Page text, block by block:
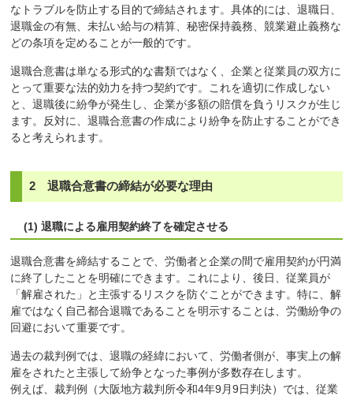
なトラブルを防止する目的で締結されます。具体的には、退職日、
退職金の有無、未払い給与の精算、秘密保持義務、競業避止義務な
どの条項を定めることが一般的です。
退職合意書は単なる形式的な書類ではなく、企業と従業員の双方に
とって重要な法的効力を持つ契約です。これを適切に作成しない
と、退職後に紛争が発生し、企業が多額の賠償を負うリスクが生じ
ます。反対に、退職合意書の作成により紛争を防止することができ
ると考えられます。
2 退職合意書の締結が必要な理由
(1) 退職による雇用契約終了を確定させる
退職合意書を締結することで、労働者と企業の間で雇用契約が円満
に終了したことを明確にできます。これにより、後日、従業員が
「解雇された」と主張するリスクを防ぐことができます。特に、解
雇ではなく自己都合退職であることを明示することは、労働紛争の
回避において重要です。
過去の裁判例では、退職の経緯において、労働者側が、事実上の解
雇をされたと主張して紛争となった事例が多数存在します。
例えば、裁判例（大阪地方裁判所令和4年9月9日判決）では、従業